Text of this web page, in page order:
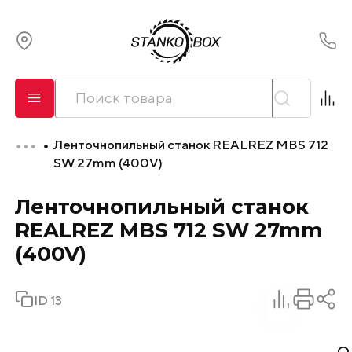
О компании
Сервис
Оплата и лизинг
Доставка
Ленточнопильный станок REALREZ MBS 712
SW 27mm (400V)
Ленточнопильный станок
REALREZ MBS 712 SW 27mm
(400V)
ID 13